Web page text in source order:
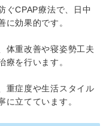
CPAP療法で、日中
に効果的です。
体重改善や寝姿勢工夫
療を行います。
重症度や生活スタイル
に立てています。